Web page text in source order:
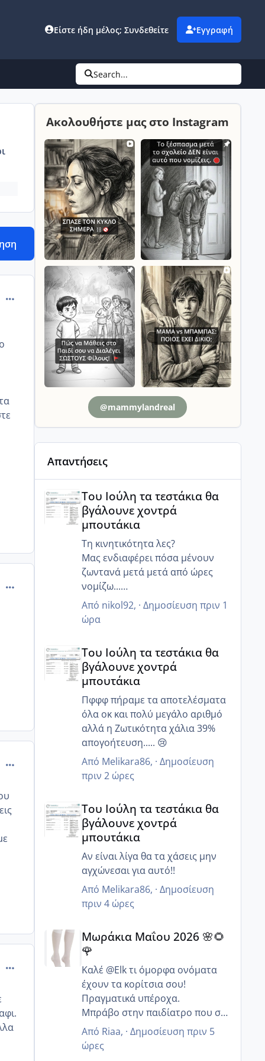
Είστε ήδη μέλος; Συνδεθείτε Εγγραφή
Search...
comment_813970
comment_814308
comment_814350
comment_814381
Ακολουθήστε μας στο Instagram
@mammylandreal
Απαντήσεις
Του Ιούλη τα τεστάκια θα
βγάλουνε χοντρά
μπουτάκια
Τη κινητικότητα λες?
Μας ενδιαφέρει πόσα μένουν
ζωντανά μετά μετά από ώρες
νομίζω...
Γιατί ο άντρας μου έχει 85%
κινητικότητα, αλλα 6 ώρες μετά
μόνο 20% ζουν και 12 ώρες μετά
Γι αυτό μας είπε να κάνουμε πιο
στοχευμένα επαφή..
Μετά από κάποιες ώρες πόσα
ζουν?
Από nikol92, · Δημοσίευση πριν 1
ώρα
Του Ιούλη τα τεστάκια θα
βγάλουνε χοντρά
μπουτάκια
Πφφφ πήραμε τα αποτελέσματα
όλα οκ και πολύ μεγάλο αριθμό
αλλά η Ζωτικότητα χάλια 39%
απογοήτευση..... 😢
Από Melikara86, · Δημοσίευση
πριν 2 ώρες
Του Ιούλη τα τεστάκια θα
βγάλουνε χοντρά
μπουτάκια
Αν είναι λίγα θα τα χάσεις μην
αγχώνεσαι για αυτό!!
Από Melikara86, · Δημοσίευση
πριν 4 ώρες
Μωράκια Μαΐου 2026 🌸🌻🌹
Μωράκια Μαΐου 2026 🌸🌻
🌹
Καλέ @Elk τι όμορφα ονόματα
έχουν τα κορίτσια σου!
Πραγματικά υπέροχα.
Μπράβο στην παιδίατρο που σε
συμβούλευσε να συνεχίσεις με
αποκλειστικό θηλασμό γιατί
συνήθως οι περισσότεροι λένε
Από Riaa, · Δημοσίευση πριν 5
ώρες